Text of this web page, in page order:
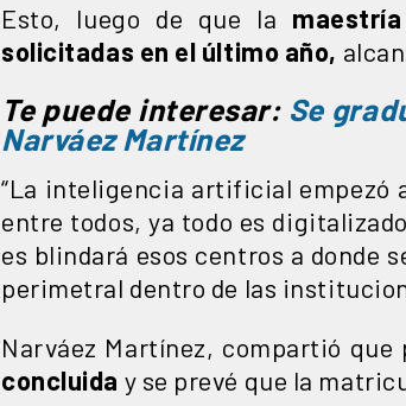
Esto, luego de que la
solicitadas en el último año,
Te puede interesar: Se
Narváez Martínez
“La inteligencia artificial empezó
entre todos, ya todo es
es blindará esos centros a donde
perimetral dentro de las
Narváez Martínez, compartió que
concluida y se prevé que la